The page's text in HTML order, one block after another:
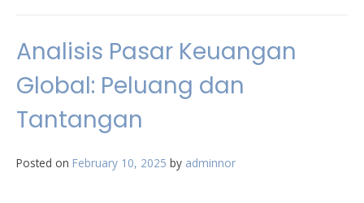
Analisis Pasar Keuangan
Global: Peluang dan
Tantangan
Posted on February 10, 2025 by adminnor